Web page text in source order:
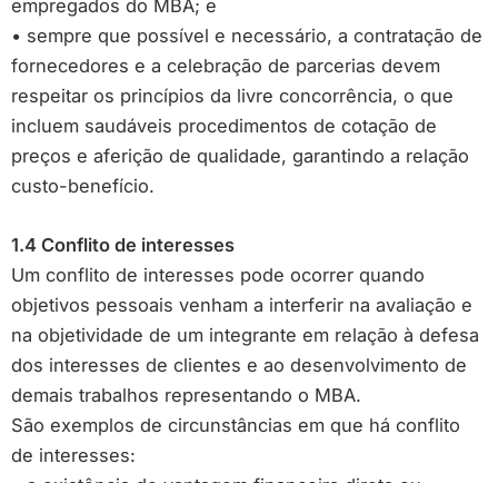
empregados do MBA; e
• sempre que possível e necessário, a contratação de
fornecedores e a celebração de parcerias devem
respeitar os princípios da livre concorrência, o que
incluem saudáveis procedimentos de cotação de
preços e aferição de qualidade, garantindo a relação
custo-benefício.
1.4 Conflito de interesses
Um conflito de interesses pode ocorrer quando
objetivos pessoais venham a interferir na avaliação e
na objetividade de um integrante em relação à defesa
dos interesses de clientes e ao desenvolvimento de
demais trabalhos representando o MBA.
São exemplos de circunstâncias em que há conflito
de interesses: